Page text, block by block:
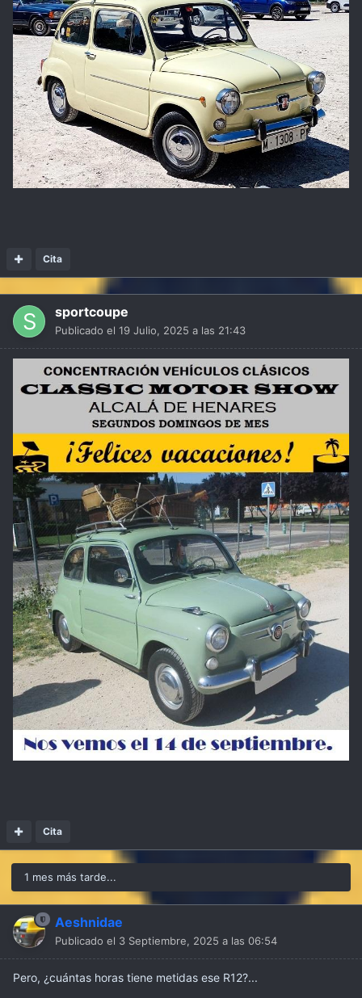
Cita
sportcoupe
Publicado el 19 Julio, 2025 a las 21:43
Cita
1 mes más tarde...
Aeshnidae
Publicado el 3 Septiembre, 2025 a las 06:54
Pero, ¿cuántas horas tiene metidas ese R12?...